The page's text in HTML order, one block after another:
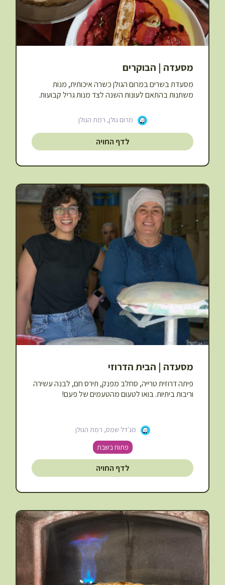
מסעדה | הבוקרים
מסעדת בשרים במרום הגולן כשרה איכותית, מנות
משתנות בהתאם לעונות השנה לצד מנות גריל קבועות.
מרום גולן, רמת הגולן
לדף החויה
מסעדה | הבית הדרוזי
פיתה דרוזית טרייה, סחלב מפנק, תירס חם, לבנה עשירה
וריבות ביתיות. בואו לטעום מהטעמים של פעם!
מג'דל שמס, רמת הגולן
פתוח בשבת
לדף החויה